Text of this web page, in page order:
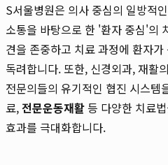
S서울병원은 의사 중심의 일방적
소통을 바탕으로 한 '환자 중심'의
견을 존중하고 치료 과정에 환자
독려합니다. 또한, 신경외과, 재활
전문의들의 유기적인 협진 시스템
료,전문운동재활 등 다양한 치료
효과를 극대화합니다.